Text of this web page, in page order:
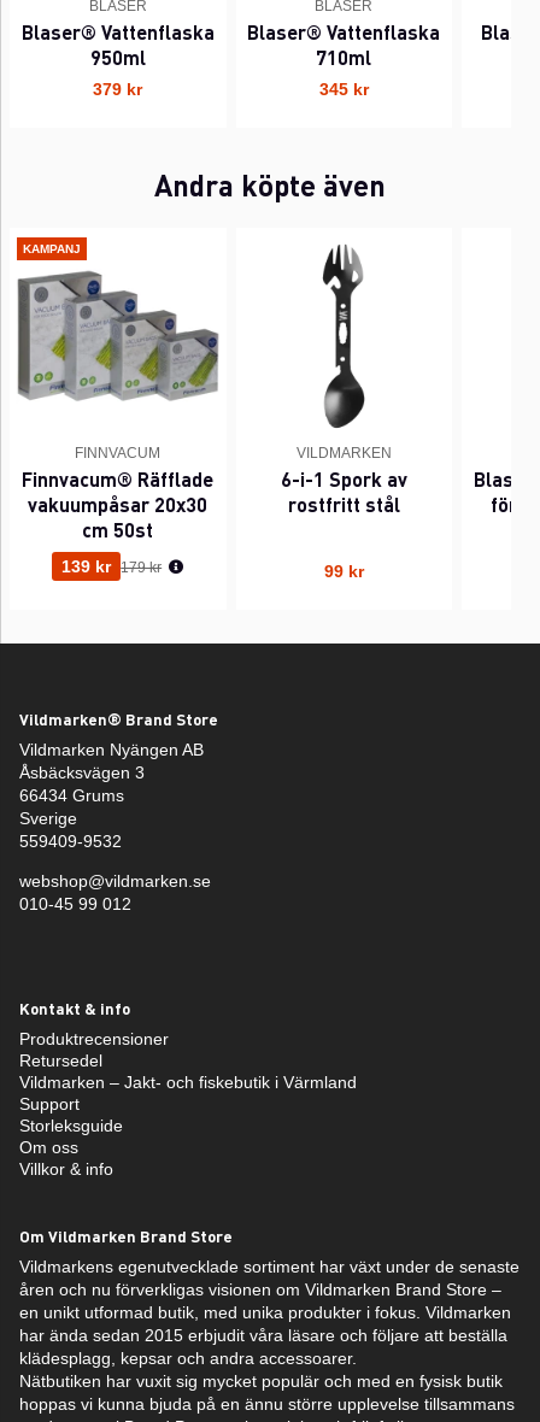
BLASER
Blaser® Vattenflaska
950ml
379 kr
BLASER
Blaser® Vattenflaska
710ml
345 kr
Andra köpte även
KAMPANJ
FINNVACUM
Finnvacum® Räfflade
vakuumpåsar 20x30
cm 50st
139 kr Ordinarie pris:
179 kr
VILDMARKEN
6-i-1 Spork av
rostfritt stål
99 kr
för
Vildmarken® Brand Store
Vildmarken Nyängen AB
Åsbäcksvägen 3
66434 Grums
Sverige
559409-9532
webshop@vildmarken.se
010-45 99 012
Kontakt & info
Produktrecensioner
Retursedel
Vildmarken – Jakt- och fiskebutik i Värmland
Support
Storleksguide
Om oss
Villkor & info
Om Vildmarken Brand Store
Vildmarkens egenutvecklade sortiment har växt under de senaste
åren och nu förverkligas visionen om Vildmarken Brand Store –
en unikt utformad butik, med unika produkter i fokus. Vildmarken
har ända sedan 2015 erbjudit våra läsare och följare att beställa
klädesplagg, kepsar och andra accessoarer.
Nätbutiken har vuxit sig mycket populär och med en fysisk butik
hoppas vi kunna bjuda på en ännu större upplevelse tillsammans